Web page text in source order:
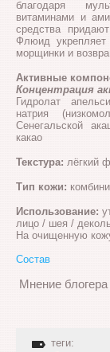
благодаря
витаминами и
средства
Флюид укрепляет
морщинки и
Активные
Концентрация
Гидролат
натрия
Сенегальской
какао
Текстура: лёгкий
Тип кожи:
Использование:
лицо / шея /
На очищенную
Состав
Мнение блогера
теги: